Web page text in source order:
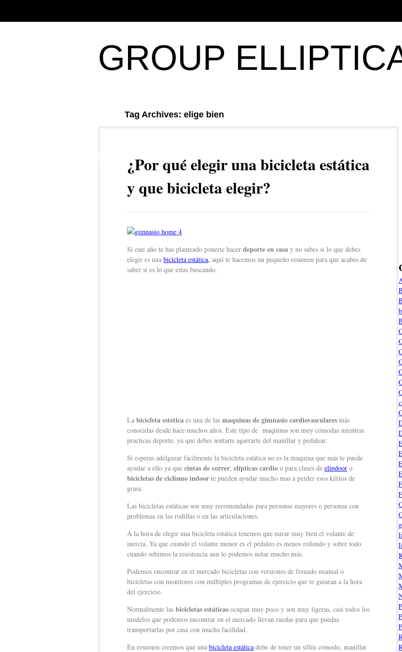
GROUP
Tag Archives: elige bien
¿Por qué elegir una bicicleta estática
y que bicicleta elegir?
Si este año te has planteado ponerte hacer deporte en casa y no sabes si lo que debes
elegir es una bicicleta estática, aquí te hacemos un pequeño resumen para que acabes de
saber si es lo que estas buscando.
La bicicleta estética es una de las maquinas de gimnasio cardiovasculares más
conocidas desde hace muchos años. Este tipo de maquinas son muy cómodas mientras
practicas deporte, ya que debes sentarte agarrarte del manillar y pedalear.
Si esperas adelgazar fácilmente la bicicleta estática no es la maquina que más te puede
ayudar a ello ya que cintas de correr, elípticas cardio o para clases de elipdoor o
bicicletas de ciclismo indoor te pueden ayudar mucho mas a perder esos kilitos de
grasa.
Las bicicletas estáticas son muy recomendadas para personas mayores o personas con
problemas en las rodillas o en las articulaciones.
A la hora de elegir una bicicleta estática tenemos que mirar muy bien el volante de
inercia, Ya que cuando el volante menor es el pedaleo es menos redondo y sobre todo
cuando subimos la resistencia aun lo podemos notar mucho más.
Podemos encontrar en el mercado bicicletas con versiones de frenado manual o
bicicletas con monitores con múltiples programas de ejercicio que te guiaran a la hora
del ejercicio.
Normalmente las bicicletas estáticas ocupan muy poco y son muy ligeras, casi todos los
modelos que podemos encontrar en el mercado llevan ruedas para que puedas
transportarlas por casa con mucha facilidad.
En resumen creemos que una bicicleta estática debe de tener un sillín cómodo, manillar